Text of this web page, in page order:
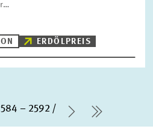
ERDÖLPREIS
Seite
– 2592
Nächste
letzte